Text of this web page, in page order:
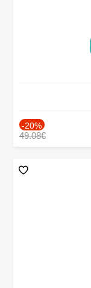
-20%
49.08€